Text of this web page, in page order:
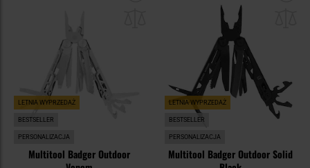
LETNIA WYPRZEDAŻ
BESTSELLER
PERSONALIZACJA
Multitool Badger Outdoor
LETNIA WYPRZEDAŻ
BESTSELLER
PERSONALIZACJA
Multitool Badger Outdoor Solid